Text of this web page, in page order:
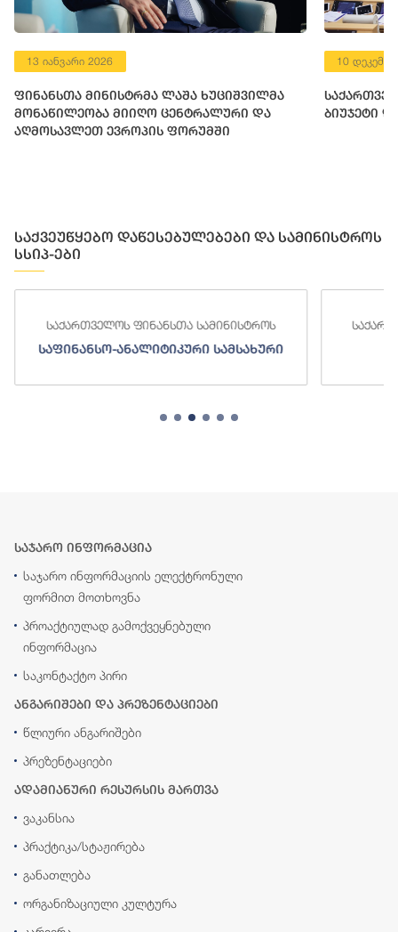
ლაშა ხუციშვილმა
და
ფორუმში
საქართველოს პარლამენტმა
ბიუჯეტი დაამტკიცა
საქვეუწყებო დაწესებულებები და სამინისტროს
სსიპ-ები
საქართველოს ფინანსთა სამინისტროს
საფინანსო-ანალიტიკური სამსახური
საჯარო ინფორმაცია
საჯარო ინფორმაციის ელექტრონული
ფორმით მოთხოვნა
პროაქტიულად გამოქვეყნებული
ინფორმაცია
საკონტაქტო პირი
ანგარიშები და პრეზენტაციები
წლიური ანგარიშები
პრეზენტაციები
ადამიანური რესურსის მართვა
ვაკანსია
პრაქტიკა/სტაჟირება
განათლება
ორგანიზაციული კულტურა